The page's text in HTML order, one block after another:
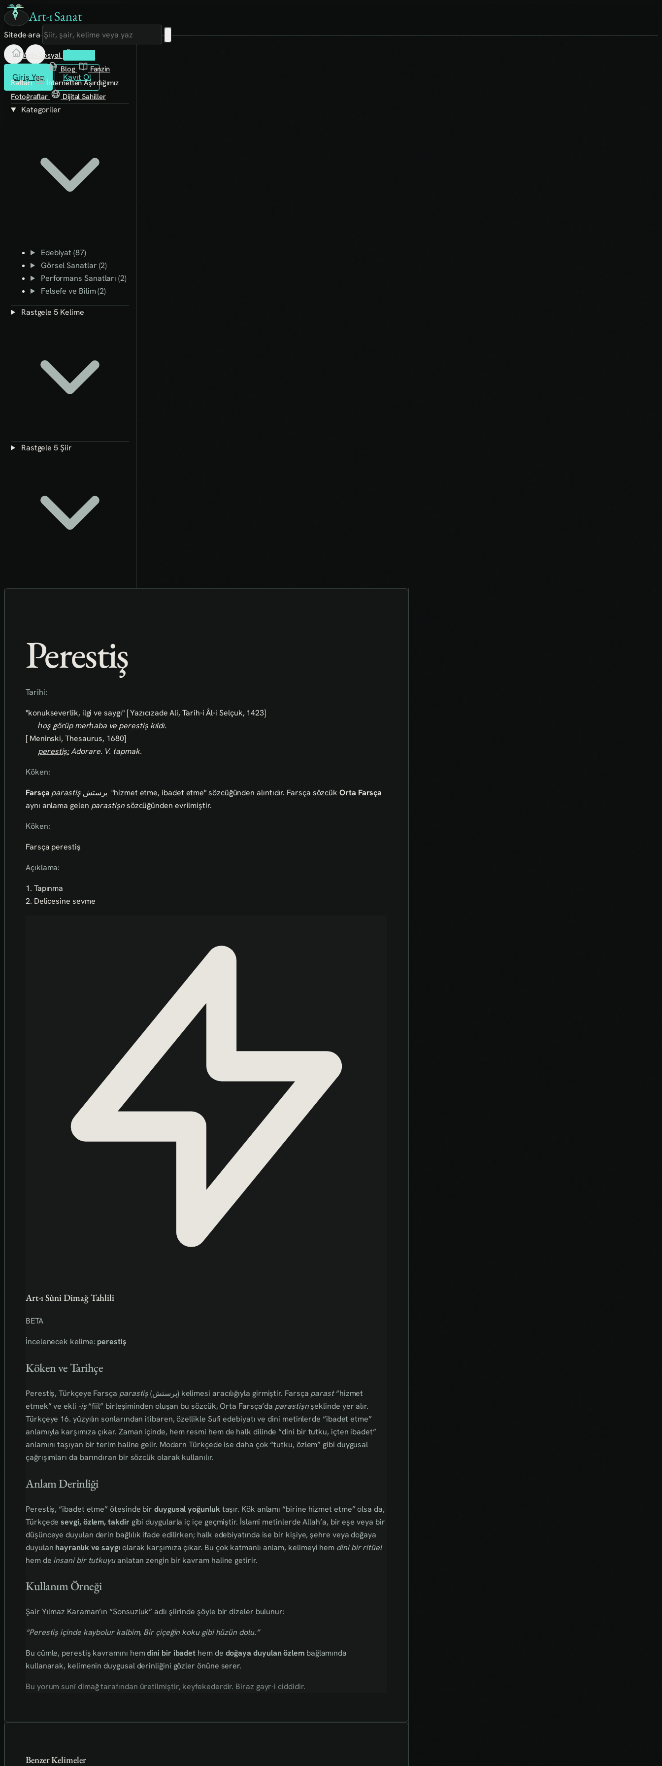
Art-ı Sanat
Sitede ara
Giriş Yap Kayıt Ol
Art-ı Sosyal
Blog
Fanzin
Rafları
İnternetten Aşırdığımız
Fotoğraflar
Dijital Sahiller
Kategoriler
Edebiyat (87)
Görsel Sanatlar (2)
Performans Sanatları (2)
Felsefe ve Bilim (2)
Rastgele 5 Kelime
Rastgele 5 Şiir
Perestiş
Tarihi:
"konukseverlik, ilgi ve saygı" [ Yazıcızade Ali, Tarih-i Âl-i Selçuk, 1423]
ḥoş görüp merḥaba ve perestişkıldı.
[ Meninski, Thesaurus, 1680]
perestiş:Adorare. V. tapmak.
Köken:
Farsça parastiş "hizmet etme, ibadet etme" sözcüğünden alıntıdır. Farsça sözcükOrta Farsça
aynı anlama gelen parastişnsözcüğünden evrilmiştir.
Köken:
Farsça perestiş
Açıklama:
1. Tapınma
2. Delicesine sevme
Art-ı Sûni Dimağ Tahlili
BETA
İncelenecek kelime: perestiş
Köken ve Tarihçe
Perestiş, Türkçeye Farsça parastiş (پرستش) kelimesi aracılığıyla girmiştir. Farsça parast“hizmet
etmek” ve ekli -iş“fiil” birleşiminden oluşan bu sözcük, Orta Farsça’da parastişnşeklinde yer alır.
Türkçeye 16. yüzyılın sonlarından itibaren, özellikle Sufi edebiyatı ve dini metinlerde “ibadet etme”
anlamıyla karşımıza çıkar. Zaman içinde, hem resmi hem de halk dilinde “dini bir tutku, içten ibadet”
anlamını taşıyan bir terim haline gelir. Modern Türkçede ise daha çok “tutku, özlem” gibi duygusal
çağrışımları da barındıran bir sözcük olarak kullanılır.
Anlam Derinliği
Perestiş, “ibadet etme” ötesinde birduygusal yoğunluktaşır. Kök anlamı “birine hizmet etme” olsa da,
Türkçedesevgi, özlem, takdirgibi duygularla iç içe geçmiştir. İslamî metinlerde Allah’a, bir eşe veya bir
düşünceye duyulan derin bağlılık ifade edilirken; halk edebiyatında ise bir kişiye, şehre veya doğaya
duyulan hayranlık ve saygı olarak karşımıza çıkar. Bu çok katmanlı anlam, kelimeyi hem dini bir ritüel
hem de insani bir tutkuyuanlatan zengin bir kavram haline getirir.
Kullanım Örneği
Şair Yılmaz Karaman’ın “Sonsuzluk” adlı şiirinde şöyle bir dizeler bulunur:
“Perestiş içinde kaybolur kalbim, Bir çiçeğin koku gibi hüzün dolu.”
Bu cümle, perestiş kavramını hemdini bir ibadet hem de doğaya duyulan özlembağlamında
kullanarak, kelimenin duygusal derinliğini gözler önüne serer.
Bu yorum sunî dimağ tarafından üretilmiştir, keyfekederdir. Biraz gayr-i ciddidir.
Benzer Kelimeler